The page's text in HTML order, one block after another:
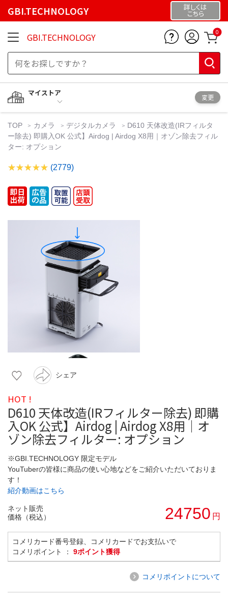
GBI.TECHNOLOGY 詳しくは
こちら
GBI.TECHNOLOGY 0
マイストア
変更
TOP カメラ デジタルカメラ
D610 天体改造(IRフィルタ
ー除去) 即購入OK 公式】Airdog | Airdog X8用｜オゾン除去フィル
ター: オプション
(2779)
シェア
HOT !
D610 天体改造(IRフィルター除去) 即購
入OK 公式】Airdog | Airdog X8用｜オ
ゾン除去フィルター: オプション
※GBI.TECHNOLOGY 限定モデル
YouTuberの皆様に商品の使い心地などをご紹介いただいておりま
す！
紹介動画はこちら
ネット販売
価格（税込）
24750 円
コメリカード番号登録、コメリカードでお支払いで
コメリポイント ： 9ポイント獲得
コメリポイントについて